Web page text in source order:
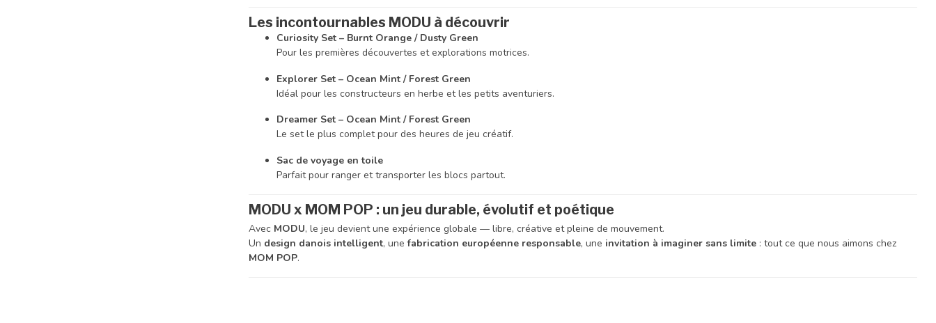
Les incontournables MODU à découvrir
Curiosity Set – Burnt Orange / Dusty Green
Pour les premières découvertes et explorations motrices.
Explorer Set – Ocean Mint / Forest Green
Idéal pour les constructeurs en herbe et les petits aventuriers.
Dreamer Set – Ocean Mint / Forest Green
Le set le plus complet pour des heures de jeu créatif.
Sac de voyage en toile
Parfait pour ranger et transporter les blocs partout.
MODU x MOM POP : un jeu durable, évolutif et poétique
Avec MODU, le jeu devient une expérience globale — libre, créative et pleine de mouvement.
Un design danois intelligent, unefabrication européenne responsable, une invitation à imaginer sans limite : tout ce que nous aimons chez
MOM POP.